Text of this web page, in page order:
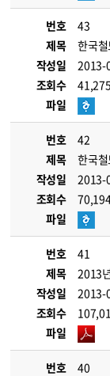
번호
43
제목
한국
작성일
2013-
조회수
41,275
파일
번호
42
제목
한국
작성일
2013-
조회수
파일
번호
41
제목
2013
작성일
2013-
조회수
파일
번호
40